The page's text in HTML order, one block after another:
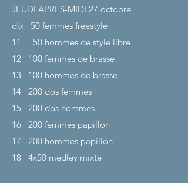
JEUDI APRES-MIDI 27 octobre
dix
50 femmes freestyle
11
50 hommes de style libre
12
100 femmes de brasse
13
100 hommes de brasse
14
200 dos femmes
15
200 dos hommes
16
200 femmes papillon
17
200 hommes papillon
18
4x50 medley mixte